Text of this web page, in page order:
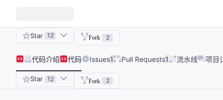
Star 12 Fork 2
代码介绍 代码 Issues1 Pull Requests1 流水线 项目
Star 12 Fork 2